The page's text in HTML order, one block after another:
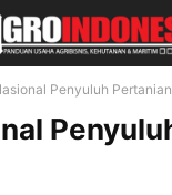
Penyuluh Pertanian